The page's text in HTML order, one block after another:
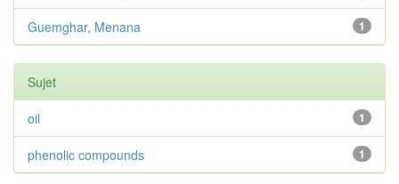
1
Guemghar, Menana
Sujet
1
oil
1
phenolic compounds